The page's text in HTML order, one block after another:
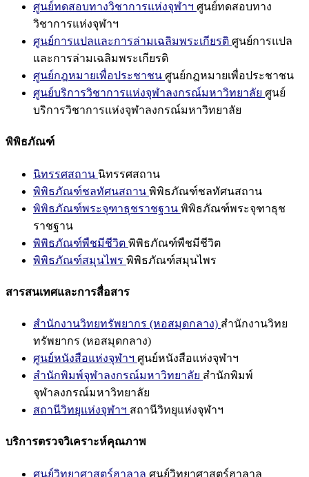
ศูนย์ทดสอบทางวิชาการแห่งจุฬาฯ ศูนย์ทดสอบทาง
วิชาการแห่งจุฬาฯ
ศูนย์การแปลและการล่ามเฉลิมพระเกียรติ ศูนย์การแปล
และการล่ามเฉลิมพระเกียรติ
ศูนย์กฎหมายเพื่อประชาชน ศูนย์กฎหมายเพื่อประชาชน
ศูนย์บริการวิชาการแห่งจุฬาลงกรณ์มหาวิทยาลัย ศูนย์
บริการวิชาการแห่งจุฬาลงกรณ์มหาวิทยาลัย
พิพิธภัณฑ์
นิทรรศสถาน นิทรรศสถาน
พิพิธภัณฑ์ชลทัศนสถาน พิพิธภัณฑ์ชลทัศนสถาน
พิพิธภัณฑ์พระจุฑาธุชราชฐาน พิพิธภัณฑ์พระจุฑาธุช
ราชฐาน
พิพิธภัณฑ์พืชมีชีวิต พิพิธภัณฑ์พืชมีชีวิต
พิพิธภัณฑ์สมุนไพร พิพิธภัณฑ์สมุนไพร
สารสนเทศและการสื่อสาร
สำนักงานวิทยทรัพยากร (หอสมุดกลาง) สำนักงานวิทย
ทรัพยากร (หอสมุดกลาง)
ศูนย์หนังสือแห่งจุฬาฯ ศูนย์หนังสือแห่งจุฬาฯ
สำนักพิมพ์จุฬาลงกรณ์มหาวิทยาลัย สำนักพิมพ์
จุฬาลงกรณ์มหาวิทยาลัย
สถานีวิทยุแห่งจุฬาฯ สถานีวิทยุแห่งจุฬาฯ
บริการตรวจวิเคราะห์คุณภาพ
ศูนย์วิทยาศาสตร์ฮาลาล ศูนย์วิทยาศาสตร์ฮาลาล